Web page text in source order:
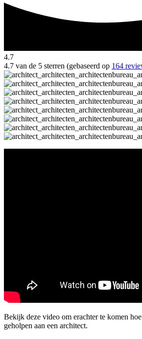
4.7
4.7 van de 5 sterren (gebaseerd op 164
Bekijk deze video om erachter te komen
geholpen aan een architect.